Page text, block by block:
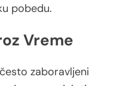
pobedu.
Vreme
zaboravljeni